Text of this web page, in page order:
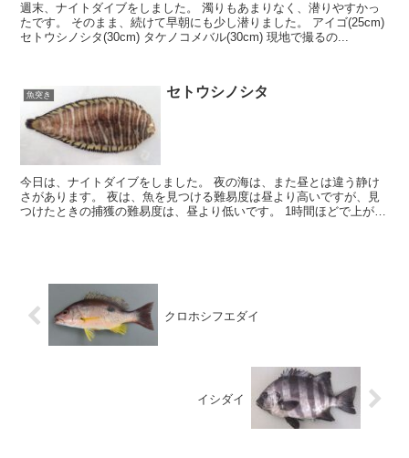
週末、ナイトダイブをしました。 濁りもあまりなく、潜りやすかっ
たです。 そのまま、続けて早朝にも少し潜りました。 アイゴ(25cm)
セトウシノシタ(30cm) タケノコメバル(30cm) 現地で撮るの...
魚突き セトウシノシタ
今日は、ナイトダイブをしました。 夜の海は、また昼とは違う静け
さがあります。 夜は、魚を見つける難易度は昼より高いですが、見
つけたときの捕獲の難易度は、昼より低いです。 1時間ほどで上がり
クロホシフエダイ
イシダイ